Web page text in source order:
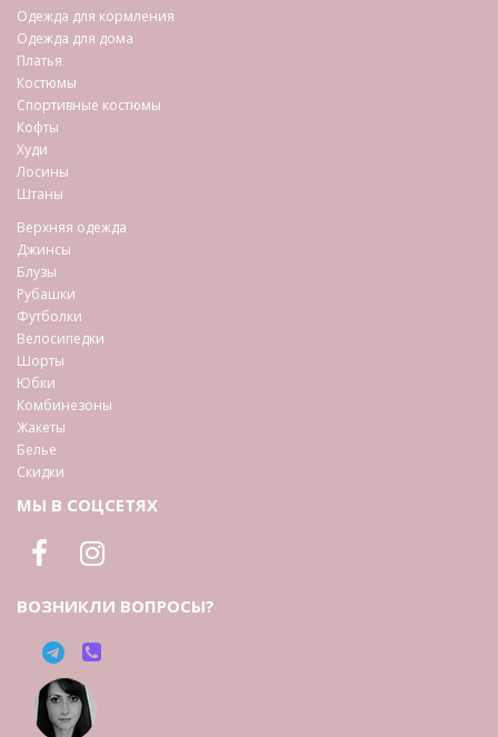
Одежда для кормления
Одежда для дома
Платья
Костюмы
Спортивные костюмы
Кофты
Худи
Лосины
Штаны
Верхняя одежда
Джинсы
Блузы
Рубашки
Футболки
Велосипедки
Шорты
Юбки
Комбинезоны
Жакеты
Белье
Скидки
МЫ В СОЦСЕТЯХ
ВОЗНИКЛИ ВОПРОСЫ?